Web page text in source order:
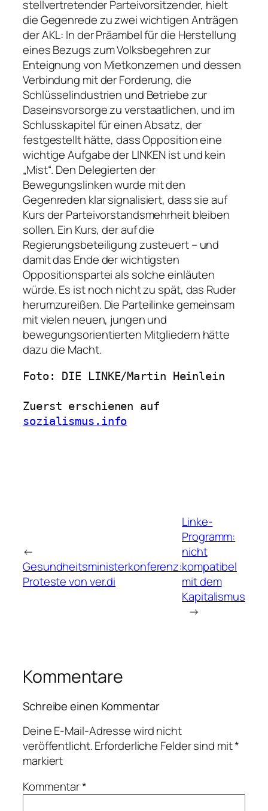
stellvertretender Parteivorsitzender, hielt
die Gegenrede zu zwei wichtigen Anträgen
der AKL: In der Präambel für die Herstellung
eines Bezugs zum Volksbegehren zur
Enteignung von Mietkonzernen und dessen
Verbindung mit der Forderung, die
Schlüsselindustrien und Betriebe zur
Daseinsvorsorge zu verstaatlichen, und im
Schlusskapitel für einen Absatz, der
festgestellt hätte, dass Opposition eine
wichtige Aufgabe der LINKEN ist und kein
„Mist“. Den Delegierten der
Bewegungslinken wurde mit den
Gegenreden klar signalisiert, dass sie auf
Kurs der Parteivorstandsmehrheit bleiben
sollen. Ein Kurs, der auf die
Regierungsbeteiligung zusteuert – und
damit das Ende der wichtigsten
Oppositionspartei als solche einläuten
würde. Es ist noch nicht zu spät, das Ruder
herumzureißen. Die Parteilinke gemeinsam
mit vielen neuen, jungen und
bewegungsorientierten Mitgliedern hätte
dazu die Macht.
Foto: DIE LINKE/Martin Heinlein
sozialismus.info
←
Gesundheitsministerkonferenz:
Proteste von ver.di
Linke-
Programm:
nicht
kompatibel
mit dem
Kapitalismus
→
Kommentare
Schreibe einen Kommentar
Deine E-Mail-Adresse wird nicht
veröffentlicht.Erforderliche Felder sind mit*
markiert
Kommentar*